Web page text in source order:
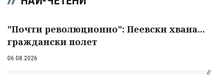
"Почти революционно": Пеевски хвана...
граждански полет
06.08.2026